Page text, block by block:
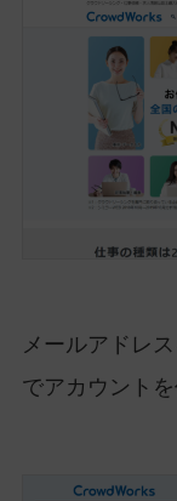
メールアドレ
でアカウントを